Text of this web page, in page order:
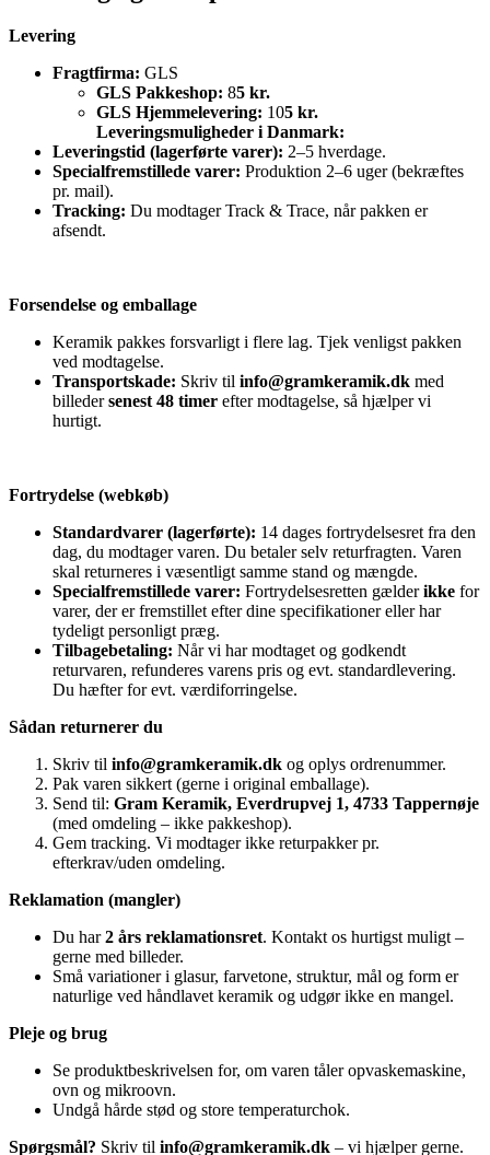
Levering
Fragtfirma: GLS
GLS Pakkeshop: 85 kr.
GLS Hjemmelevering: 105 kr.
Leveringsmuligheder i Danmark:
Leveringstid (lagerførte varer): 2–5 hverdage.
Specialfremstillede varer: Produktion 2–6 uger (bekræftes
pr. mail).
Tracking: Du modtager Track & Trace, når pakken er
afsendt.
Forsendelse og emballage
Keramik pakkes forsvarligt i flere lag. Tjek venligst pakken
ved modtagelse.
Transportskade: Skriv til info@gramkeramik.dk med
billedersenest 48 timer efter modtagelse, så hjælper vi
hurtigt.
Fortrydelse (webkøb)
Standardvarer (lagerførte): 14 dages fortrydelsesret fra den
dag, du modtager varen. Du betaler selv returfragten. Varen
skal returneres i væsentligt samme stand og mængde.
Specialfremstillede varer: Fortrydelsesretten gælderikke for
varer, der er fremstillet efter dine specifikationer eller har
tydeligt personligt præg.
Tilbagebetaling: Når vi har modtaget og godkendt
returvaren, refunderes varens pris og evt. standardlevering.
Du hæfter for evt. værdiforringelse.
Sådan returnerer du
Skriv til info@gramkeramik.dk og oplys ordrenummer.
Pak varen sikkert (gerne i original emballage).
Send til: Gram Keramik, Everdrupvej 1, 4733 Tappernøje
(med omdeling – ikke pakkeshop).
Gem tracking. Vi modtager ikke returpakker pr.
efterkrav/uden omdeling.
Reklamation (mangler)
Du har2 års reklamationsret. Kontakt os hurtigst muligt –
gerne med billeder.
Små variationer i glasur, farvetone, struktur, mål og form er
naturlige ved håndlavet keramik og udgør ikke en mangel.
Pleje og brug
Se produktbeskrivelsen for, om varen tåler opvaskemaskine,
ovn og mikroovn.
Undgå hårde stød og store temperaturchok.
Spørgsmål? Skriv til info@gramkeramik.dk – vi hjælper gerne.